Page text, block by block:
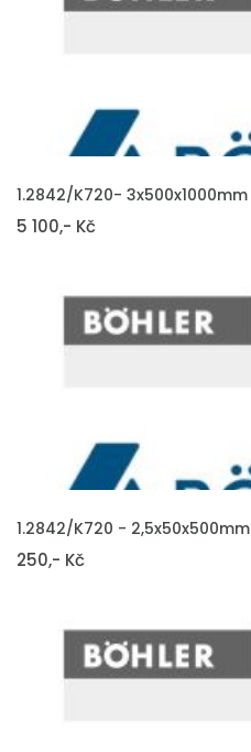
VLOŽIT DO KOŠÍKU
1.2842/K720- 3x500x1000mm
5 100,- Kč
VLOŽIT DO KOŠÍKU
1.2842/K720 - 2,5x50x500mm
250,- Kč